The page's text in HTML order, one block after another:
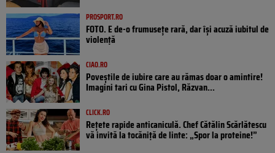
PROSPORT.RO
FOTO. E de-o frumusețe rară, dar își acuză iubitul de
violență
CIAO.RO
Poveştile de iubire care au rămas doar o amintire!
Imagini tari cu Gina Pistol, Răzvan...
CLICK.RO
Rețete rapide anticaniculă. Chef Cătălin Scărlătescu
vă invită la tocăniță de linte: „Spor la proteine!”